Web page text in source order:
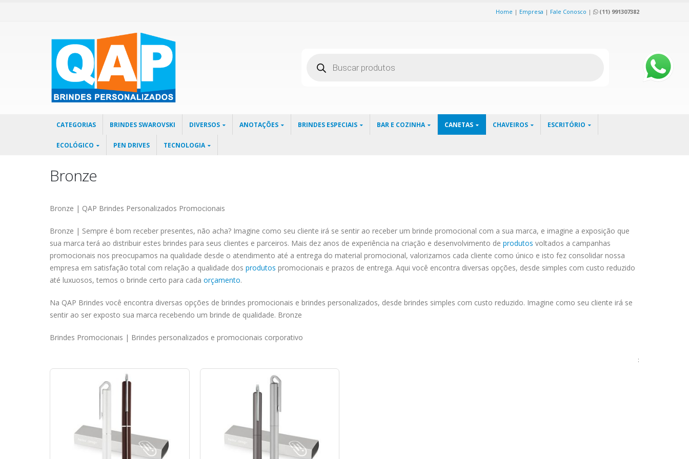
Home | Empresa | Fale Conosco | (11) 991307382
produtos
CATEGORIAS BRINDES SWAROVSKI DIVERSOS ANOTAÇÕES BRINDES ESPECIAIS BAR E COZINHA CANETAS CHAVEIROS ESCRITÓRIO
ECOLÓGICO PEN DRIVES TECNOLOGIA
Bronze
Bronze | QAP Brindes Personalizados Promocionais
Bronze | Sempre é bom receber presentes, não acha? Imagine como seu cliente irá se sentir ao receber um brinde promocional com a sua marca, e imagine a exposição que
sua marca terá ao distribuir estes brindes para seus clientes e parceiros. Mais dez anos de experiência na criação e desenvolvimento de produtos voltados a campanhas
promocionais nos preocupamos na qualidade desde o atendimento até a entrega do material promocional, valorizamos cada cliente como único e isto fez consolidar nossa
empresa em satisfação total com relação a qualidade dos produtos promocionais e prazos de entrega. Aqui você encontra diversas opções, desde simples com custo reduzido
até luxuosos, temos o brinde certo para cada orçamento.
Na QAP Brindes você encontra diversas opções de brindes promocionais e brindes personalizados, desde brindes simples com custo reduzido. Imagine como seu cliente irá se
sentir ao ser exposto sua marca recebendo um brinde de qualidade. Bronze
Brindes Promocionais | Brindes personalizados e promocionais corporativo
: